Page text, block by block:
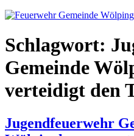
Schlagwort:
Gemeinde
verteidigt den
Jugendfeuerwehr